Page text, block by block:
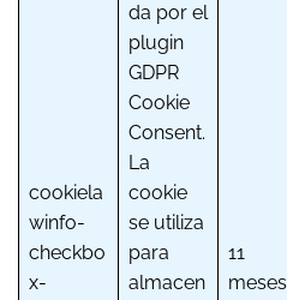
cookiela
winfo-
checkbo
x-
da por el
plugin
GDPR
Cookie
Consent.
La
cookie
se utiliza
para
almacen
11
meses